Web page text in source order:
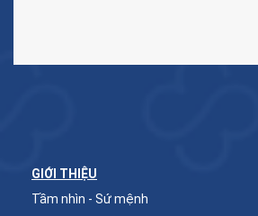
GIỚI THIỆU
Tầm nhìn - Sứ mệnh